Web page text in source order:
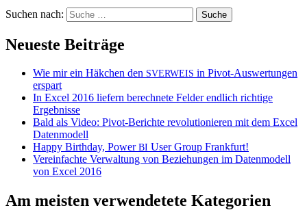
Suchen nach:
Neueste Beiträge
Wie mir ein Häkchen den SVERWEIS in Pivot-Auswertungen
erspart
In Excel 2016 liefern berechnete Felder endlich richtige
Ergebnisse
Bald als Video: Pivot-Berichte revolutionieren mit dem Excel
Datenmodell
Happy Birthday, PowerBI User Group Frankfurt!
Vereinfachte Verwaltung von Beziehungen im Datenmodell
von Excel 2016
Am meisten verwendetete Kategorien